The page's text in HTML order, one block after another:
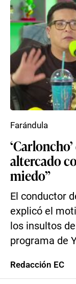
altercado
miedo”
El conductor
explicó el
los insultos
programa de
Farándula
Redacción EC